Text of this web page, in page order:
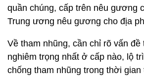
quần chúng, cấp trên nêu gương
Trung ương nêu gương cho địa
Về tham nhũng, cần chỉ rõ vấn đề
nghiêm trọng nhất ở cấp nào, lộ
chống tham nhũng trong thời